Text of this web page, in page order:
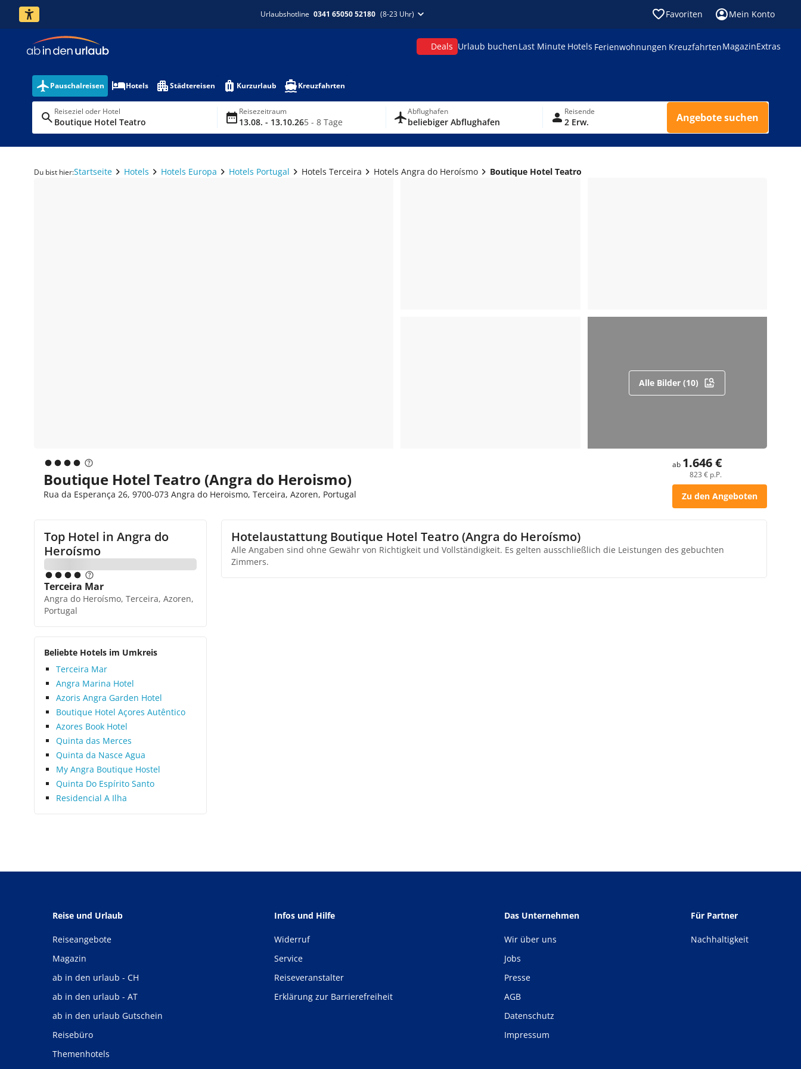
Urlaubshotline 0341 65050 52180 (8-23 Uhr) Favoriten Mein Konto
Deals Urlaub buchenLast Minute Hotels Ferienwohnungen KreuzfahrtenMagazinExtras
Pauschalreisen Hotels Städtereisen Kurzurlaub Kreuzfahrten
Reiseziel oder Hotel
Boutique Hotel Teatro
Reisezeitraum
13.08. - 13.10.265 - 8 Tage
Abflughafen
beliebiger Abflughafen
Reisende
2 Erw. Angebote suchen
Du bist hier:Startseite Hotels Hotels Europa Hotels Portugal Hotels Terceira Hotels Angra do Heroísmo Boutique Hotel Teatro
Alle Bilder (10)
Boutique Hotel Teatro (Angra do Heroismo)
Rua da Esperança 26, 9700-073 Angra do Heroismo, Terceira, Azoren, Portugal
ab 1.646 €
823 € p.P.
Zu den Angeboten
Top Hotel in Angra do
Heroísmo
Terceira Mar
Angra do Heroísmo, Terceira, Azoren,
Portugal
Beliebte Hotels im Umkreis
Terceira Mar
Angra Marina Hotel
Azoris Angra Garden Hotel
Boutique Hotel Açores Autêntico
Azores Book Hotel
Quinta das Merces
Quinta da Nasce Agua
My Angra Boutique Hostel
Quinta Do Espírito Santo
Residencial A Ilha
Hotelaustattung Boutique Hotel Teatro (Angra do Heroísmo)
Alle Angaben sind ohne Gewähr von Richtigkeit und Vollständigkeit. Es gelten ausschließlich die Leistungen des gebuchten
Zimmers.
Reise und Urlaub
Reiseangebote
Magazin
ab in den urlaub - CH
ab in den urlaub - AT
ab in den urlaub Gutschein
Reisebüro
Themenhotels
Infos und Hilfe
Widerruf
Service
Reiseveranstalter
Erklärung zur Barrierefreiheit
Das Unternehmen
Wir über uns
Jobs
Presse
AGB
Datenschutz
Impressum
Für Partner
Nachhaltigkeit